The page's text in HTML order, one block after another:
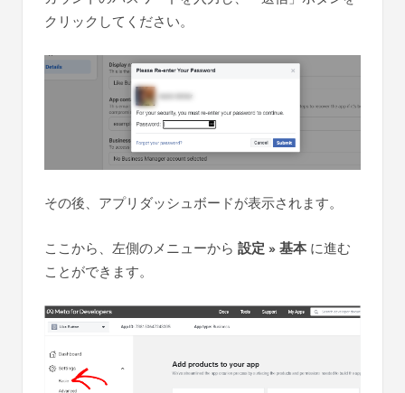
クリックしてください。
その後、アプリダッシュボードが表示されます。
ここから、左側のメニューから 設定 » 基本に進む
ことができます。